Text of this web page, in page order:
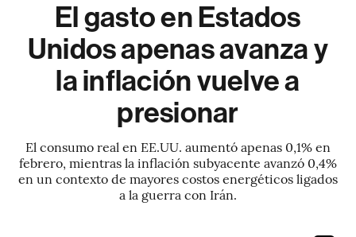
El gasto en Estados
Unidos apenas avanza y
la inflación vuelve a
presionar
El consumo real en EE.UU. aumentó apenas 0,1% en
febrero, mientras la inflación subyacente avanzó 0,4%
en un contexto de mayores costos energéticos ligados
a la guerra con Irán.